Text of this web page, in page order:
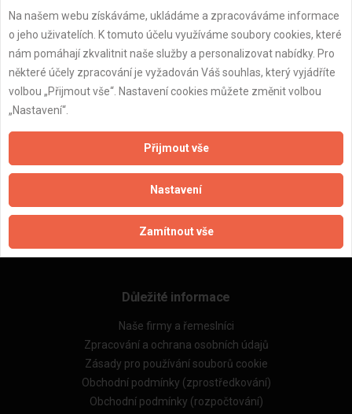
Důležité informace
Naše firmy a řemeslníci
Zpracování a ochrana osobních údajů
Zásady pro používání souborů cookie
Obchodní podmínky (zprostředkování)
Obchodní podmínky (rozpočtování)
Na našem webu získáváme, ukládáme a zpracováváme informace
o jeho uživatelích. K tomuto účelu využíváme soubory cookies, které
nám pomáhají zkvalitnit naše služby a personalizovat nabídky. Pro
některé účely zpracování je vyžadován Váš souhlas, který vyjádříte
volbou „Přijmout vše“. Nastavení cookies můžete změnit volbou
„Nastavení“.
Přijmout vše
Nastavení
Zamítnout vše